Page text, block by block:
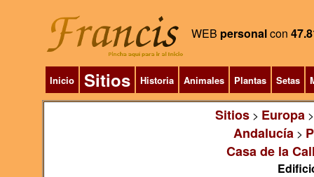
WEB personalcon
Inicio Sitios Historia Animales Plantas Setas
Sitios> Europa
Andalucía >
Casa de la